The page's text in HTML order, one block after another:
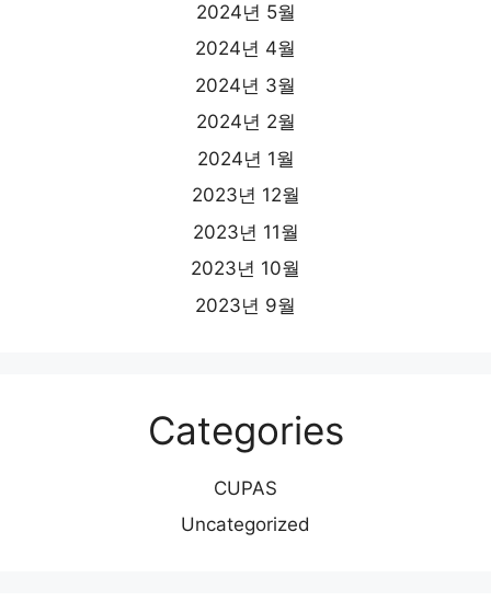
2024년 5월
2024년 4월
2024년 3월
2024년 2월
2024년 1월
2023년 12월
2023년 11월
2023년 10월
2023년 9월
Categories
CUPAS
Uncategorized